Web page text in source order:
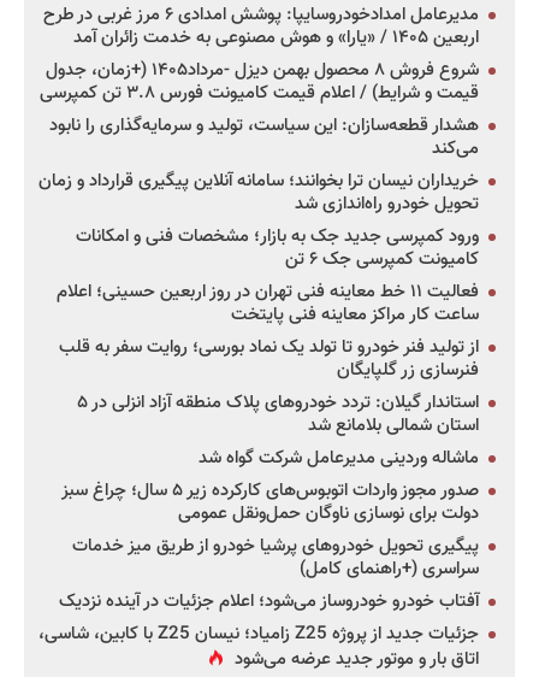
مدیرعامل امدادخودروسایپا: پوشش امدادی ۶ مرز غربی در طرح
اربعین ۱۴۰۵ / «یارا» و هوش مصنوعی به خدمت زائران آمد
شروع فروش ۸ محصول بهمن دیزل -مرداد۱۴۰۵ (+زمان، جدول
قیمت و شرایط) / اعلام قیمت کامیونت فورس ۳.۸ تن کمپرسی
هشدار قطعه‌سازان: این سیاست، تولید و سرمایه‌گذاری را نابود
می‌کند
خریداران نیسان ترا بخوانند؛ سامانه آنلاین پیگیری قرارداد و زمان
تحویل خودرو راه‌اندازی شد
ورود کمپرسی جدید جک به بازار؛ مشخصات فنی و امکانات
کامیونت کمپرسی جک ۶ تن
فعالیت ۱۱ خط معاینه فنی تهران در روز اربعین حسینی؛ اعلام
ساعت کار مراکز معاینه فنی پایتخت
از تولید فنر خودرو تا تولد یک نماد بورسی؛ روایت سفر به قلب
فنرسازی زر گلپایگان
استاندار گیلان: تردد خودروهای پلاک منطقه آزاد انزلی در ۵
استان شمالی بلامانع شد
ماشاله وردینی مدیرعامل شرکت گواه شد
صدور مجوز واردات اتوبوس‌های کارکرده زیر ۵ سال؛ چراغ سبز
دولت برای نوسازی ناوگان حمل‌ونقل عمومی
پیگیری تحویل خودروهای پرشیا خودرو از طریق میز خدمات
سراسری (+راهنمای کامل)
آفتاب خودرو خودروساز می‌شود؛ اعلام جزئیات در آینده نزدیک
جزئیات جدید از پروژه Z25 زامیاد؛ نیسان Z25 با کابین، شاسی،
اتاق بار و موتور جدید عرضه می‌شود